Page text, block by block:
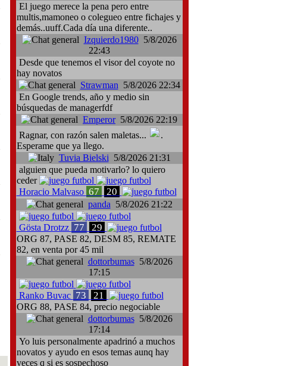
El juego merece la pena pero entre
multis,mamoneo o colegueo entre fichajes y
demás..uuff.Cada día una diferente..
Izquierdo19805/8/2026
22:43
Desde que tenemos el visor del coyote no
hay novatos
Strawman 5/8/2026 22:34
En Google trends, año y medio sin
búsquedas de managerfdf
Emperor5/8/2026 22:19
Ragnar, con razón salen maletas...
.
Esperame que ya llego.
Tuvia Bielski 5/8/2026 21:31
alguien que pueda motivarlo? lo quiero
ceder
Horacio Malvaso 67 20
panda 5/8/2026 21:22
Gösta Drotzz 77 29
ORG 87, PASE 82, DESM 85, REMATE
82, en venta por 45 mil
dottorbumas5/8/2026
17:15
Ranko Buvac 73 21
ORG 88, PASE 84, precio negociable
dottorbumas5/8/2026
17:14
Yo luis personalmente apadrinó a muchos
novatos y ayudo en esos temas aunq hay
veces q si es sospechoso